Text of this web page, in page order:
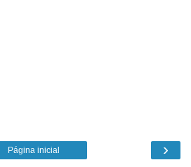
›
Página inicial